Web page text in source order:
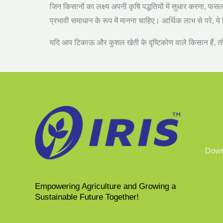
जिन किसानों का लक्ष्य अपनी कृषि पद्धतियों में सुधार करना, फसल
प्रभावी समाधान के रूप में मानना चाहिए। आर्थिक लाभ से परे, ये
यदि आप टिकाऊ और कुशल खेती के दृष्टिकोण वाले किसान हैं,
Empowering Agriculture and Growing a
Sustainable Future Together​!